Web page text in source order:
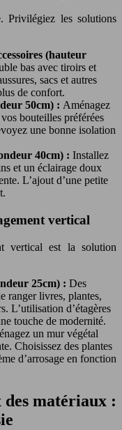
Privilégiez les solutions
(hauteur
bas avec tiroirs et
sacs et autres
de confort.
50cm) : Aménagez
bouteilles préférées
une bonne isolation
40cm) : Installez
et un éclairage doux
L’ajout d’une petite
vertical
vertical est la solution
25cm) : Des
ranger livres, plantes,
L’utilisation d’étagères
touche de modernité.
un mur végétal
Choisissez des plantes
d’arrosage en fonction
des matériaux :